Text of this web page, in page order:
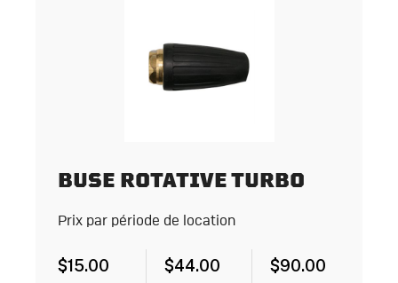
BUSE ROTATIVE TURBO
Prix par période de location
$15.00 $44.00 $90.00